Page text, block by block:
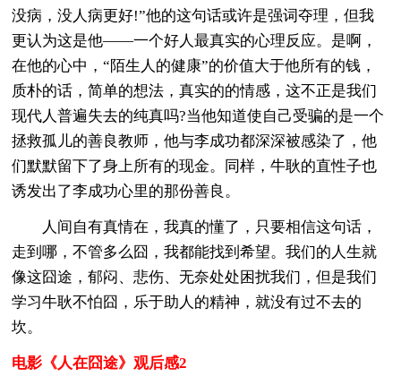
没病，没人病更好!”他的这句话或许是强词夺理，但我
更认为这是他——一个好人最真实的心理反应。是啊，
在他的心中，“陌生人的健康”的价值大于他所有的钱，
质朴的话，简单的想法，真实的的情感，这不正是我们
现代人普遍失去的纯真吗?当他知道使自己受骗的是一个
拯救孤儿的善良教师，他与李成功都深深被感染了，他
们默默留下了身上所有的现金。同样，牛耿的直性子也
诱发出了李成功心里的那份善良。
人间自有真情在，我真的懂了，只要相信这句话，
走到哪，不管多么囧，我都能找到希望。我们的人生就
像这囧途，郁闷、悲伤、无奈处处困扰我们，但是我们
学习牛耿不怕囧，乐于助人的精神，就没有过不去的
坎。
电影《人在囧途》观后感2